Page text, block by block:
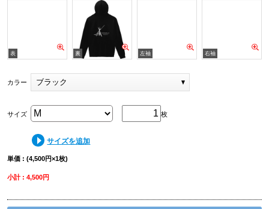
カラー ブラック
枚
サイズ
サイズを追加
単価 : (4,500円×1枚)
小計 : 4,500円